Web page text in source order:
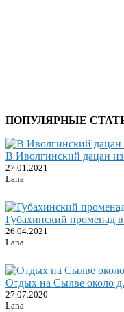
ПОПУЛЯРНЫЕ
В Иволгинский дацан
27.01.2021
Lana
Губахинский променад
26.04.2021
Lana
Отдых на Сылве около
27.07.2020
Lana